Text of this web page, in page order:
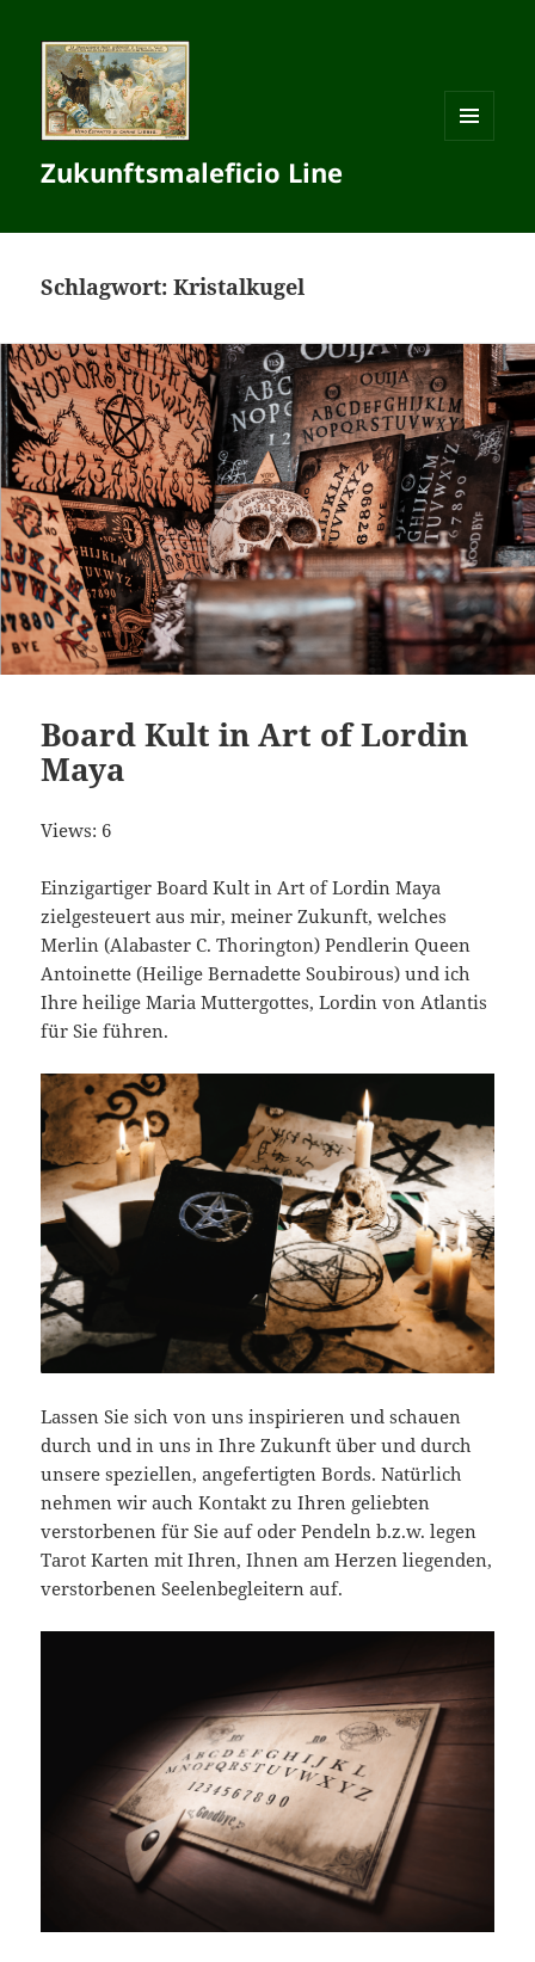
Zukunftsmaleficio Line
Schlagwort:Kristalkugel
Board Kult in Art of Lordin
Maya
Views: 6
Einzigartiger Board Kult in Art of Lordin Maya
zielgesteuert aus mir, meiner Zukunft, welches
Merlin (Alabaster C. Thorington) Pendlerin Queen
Antoinette (Heilige Bernadette Soubirous) und ich
Ihre heilige Maria Muttergottes, Lordin von Atlantis
für Sie führen.
Lassen Sie sich von uns inspirieren und schauen
durch und in uns in Ihre Zukunft über und durch
unsere speziellen, angefertigten Bords. Natürlich
nehmen wir auch Kontakt zu Ihren geliebten
verstorbenen für Sie auf oder Pendeln b.z.w. legen
Tarot Karten mit Ihren, Ihnen am Herzen liegenden,
verstorbenen Seelenbegleitern auf.